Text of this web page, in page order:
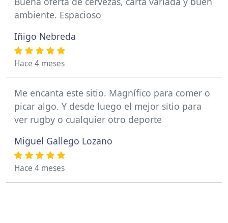
ambiente. Espacioso
Iñigo Nebreda
Hace 4 meses
Me encanta este sitio. Magnífico para comer o
picar algo. Y desde luego el mejor sitio para
ver rugby o cualquier otro deporte
Miguel Gallego Lozano
Hace 4 meses